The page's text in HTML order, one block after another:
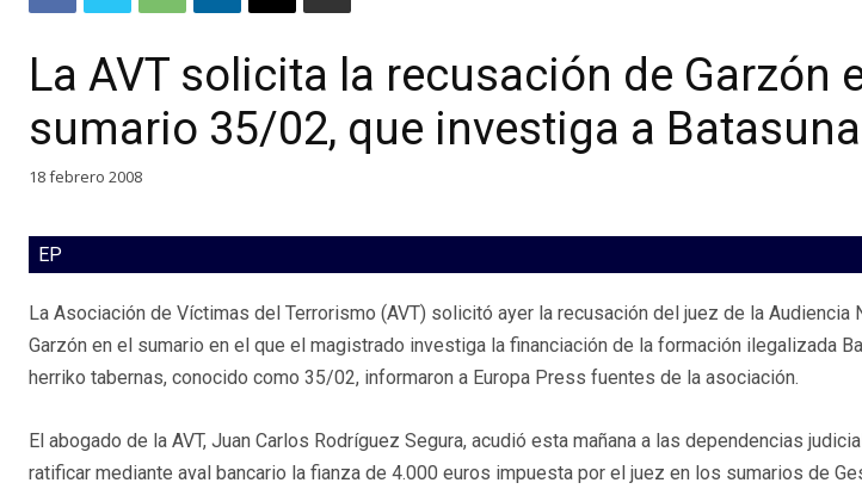
La AVT solicita la recusación de Garzón
sumario 35/02, que investiga a Batasuna
18 febrero 2008
EP
La Asociación de Víctimas del Terrorismo (AVT) solicitó ayer la recusación del juez de la Audiencia
Garzón en el sumario en el que el magistrado investiga la financiación de la formación ilegalizada
herriko tabernas, conocido como 35/02, informaron a Europa Press fuentes de la asociación.
El abogado de la AVT, Juan Carlos Rodríguez Segura, acudió esta mañana a las dependencias
ratificar mediante aval bancario la fianza de 4.000 euros impuesta por el juez en los sumarios de